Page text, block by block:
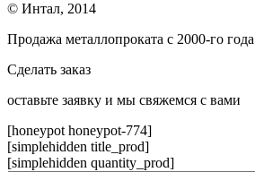
© Интал, 2014
Продажа металлопроката с 2000-го года
Сделать заказ
оcтавьте заявку и мы свяжемся с вами
[honeypot honeypot-774]
[simplehidden title_prod]
[simplehidden quantity_prod]